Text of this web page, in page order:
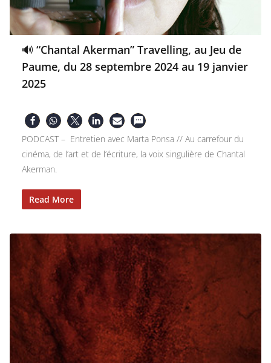
🔊 “Chantal Akerman” Travelling, au Jeu de
Paume, du 28 septembre 2024 au 19 janvier
2025
PODCAST – Entretien avec Marta Ponsa // Au carrefour du
cinéma, de l’art et de l’écriture, la voix singulière de Chantal
Akerman.
Read More